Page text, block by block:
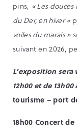
pins, « Les
du Der, en hiver »
voiles du marais »
suivant en 2026,
L’exposition sera
12h00 et de 13h00
tourisme – port
18h00 Concert